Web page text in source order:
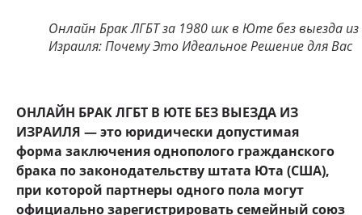
Онлайн Брак ЛГБТ за 1980 шк в Юте без выезда из
Израиля: Почему Это Идеальное Решение для Вас
ОНЛАЙН БРАК ЛГБТ В ЮТЕ БЕЗ ВЫЕЗДА ИЗ
ИЗРАИЛЯ — это юридически допустимая
форма заключения однополого гражданского
брака по законодательству штата Юта (США),
при которой партнеры одного пола могут
официально зарегистрировать семейный союз